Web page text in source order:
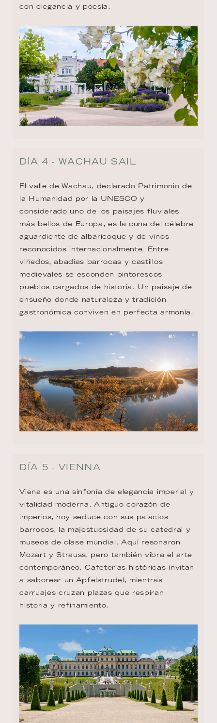
con elegancia y poesía.
DÍA 4 - WACHAU SAIL
El valle de Wachau, declarado Patrimonio de
la Humanidad por la UNESCO y
considerado uno de los paisajes fluviales
más bellos de Europa, es la cuna del célebre
aguardiente de albaricoque y de vinos
reconocidos internacionalmente. Entre
viñedos, abadías barrocas y castillos
medievales se esconden pintorescos
pueblos cargados de historia. Un paisaje de
ensueño donde naturaleza y tradición
gastronómica conviven en perfecta armonía.
DÍA 5 - VIENNA
Viena es una sinfonía de elegancia imperial y
vitalidad moderna. Antiguo corazón de
imperios, hoy seduce con sus palacios
barrocos, la majestuosidad de su catedral y
museos de clase mundial. Aquí resonaron
Mozart y Strauss, pero también vibra el arte
contemporáneo. Cafeterías históricas invitan
a saborear un Apfelstrudel, mientras
carruajes cruzan plazas que respiran
historia y refinamiento.